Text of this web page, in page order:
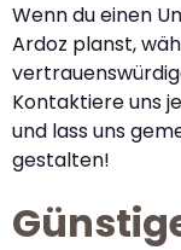
Wenn du einen
Ardoz planst,
Kontaktiere uns
und lass uns
gestalten!